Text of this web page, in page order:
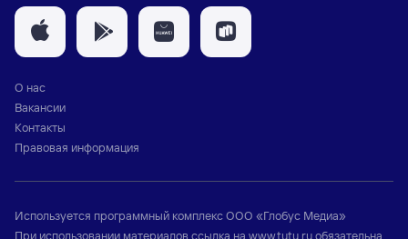
О нас
Вакансии
Контакты
Правовая информация
Используется программный комплексООО «Глобус Медиа»
При использовании материалов ссылка на www.tutu.ruобязательна